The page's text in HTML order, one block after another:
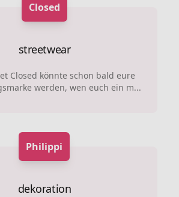
Closed
streetwear
Closed könnte schon bald eure
werden, wen euch ein m...
Philippi
dekoration